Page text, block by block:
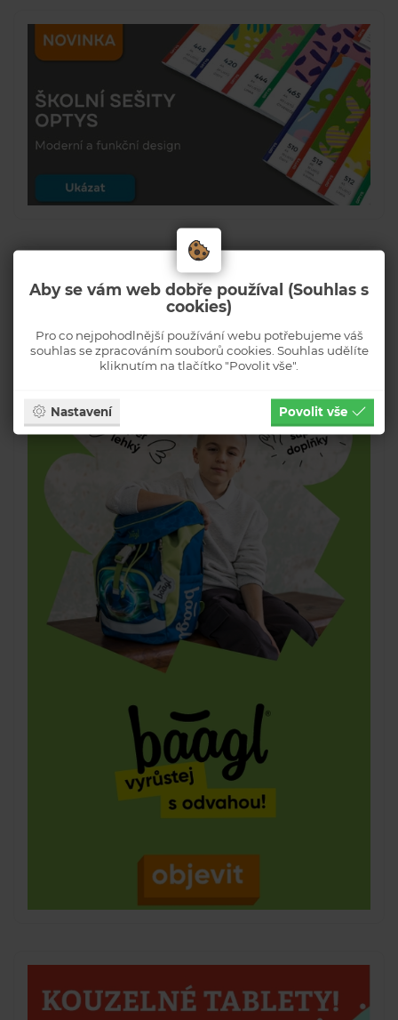
Aby se vám web dobře používal (Souhlas s
cookies)
Pro co nejpohodlnější používání webu potřebujeme váš
souhlas se zpracováním souborů cookies. Souhlas udělíte
kliknutím na tlačítko "Povolit vše".
Nastavení Povolit vše